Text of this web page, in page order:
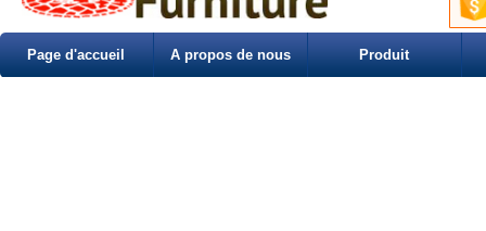
Page d'accueil A propos de nous Produit